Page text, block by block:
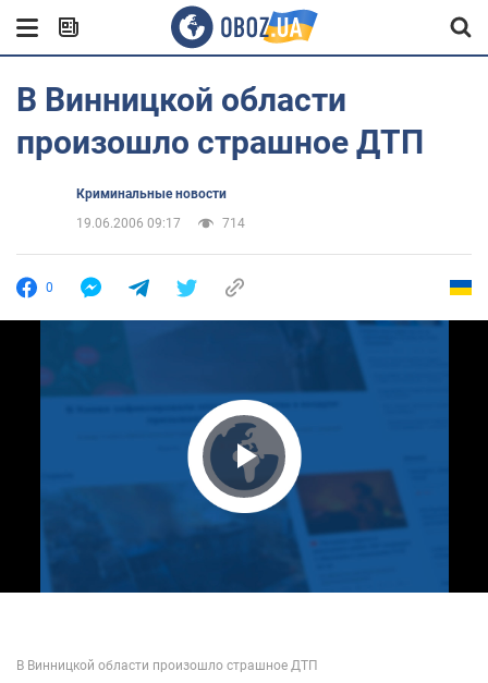
В Винницкой области
произошло страшное ДТП
Криминальные новости
19.06.2006 09:17
714
0
Play Video